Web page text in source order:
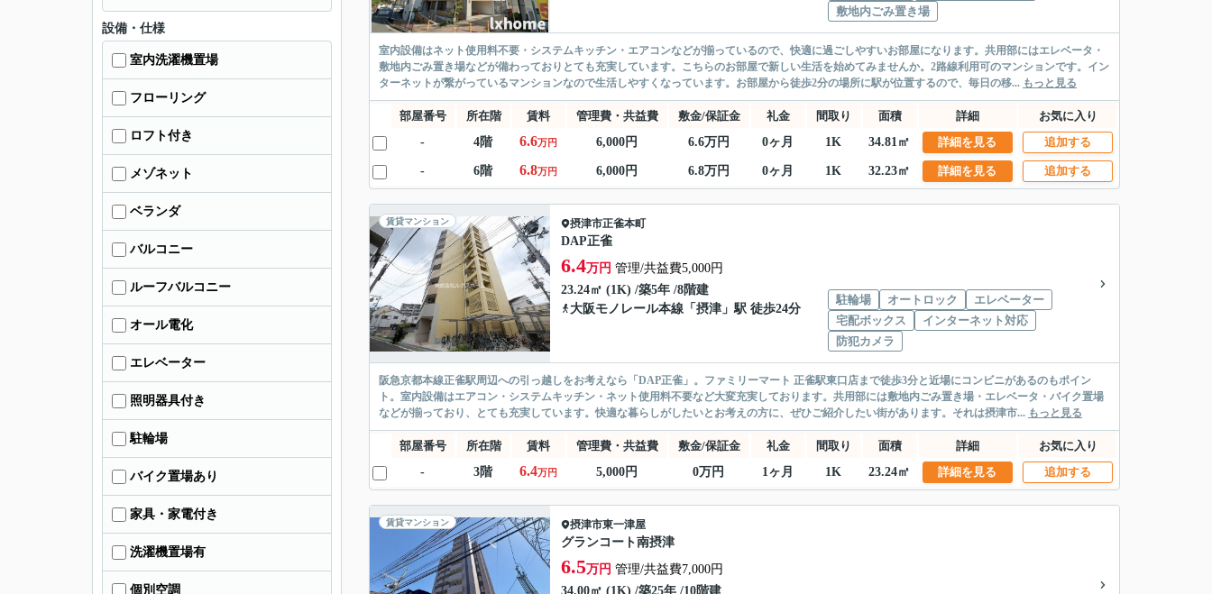
敷地内ごみ置き場
室内設備はネット使用料不要・システムキッチン・エアコンなどが揃っているので、快適に過ごしやすいお部屋になります。共用部にはエレベータ・
敷地内ごみ置き場などが備わっておりとても充実しています。こちらのお部屋で新しい生活を始めてみませんか。2路線利用可のマンションです。イン
ターネットが繋がっているマンションなので生活しやすくなっています。お部屋から徒歩2分の場所に駅が位置するので、毎日の移... もっと見る
部屋番号 所在階 賃料 管理費・共益費 敷金/保証金 礼金 間取り 面積 詳細
お気に入り
-
4階 6.6万円 6,000円 6.6万円 0ヶ月 1K 34.81㎡ 詳細を見る 追加する
- 6階 6.8万円 6,000円 6.8万円 0ヶ月 1K 32.23㎡ 詳細を見る 追加する
賃貸マンション 摂津市正雀本町
DAP正雀
6.4万円 管理/共益費5,000円
23.24㎡ (1K) /築5年 /8階建
大阪モノレール本線 「 摂津 」駅 徒歩24分
駐輪場 オートロック
エレベーター
宅配ボックス
インターネット対応
防犯カメラ
阪急京都本線正雀駅周辺への引っ越しをお考えなら「DAP正雀」。ファミリーマート 正雀駅東口店まで徒歩3分と近場にコンビニがあるのもポイン
ト。室内設備はエアコン・システムキッチン・ネット使用料不要など大変充実しております。共用部には敷地内ごみ置き場・エレベータ・バイク置場
などが揃っており、とても充実しています。快適な暮らしがしたいとお考えの方に、ぜひご紹介したい街があります。それは摂津市... もっと見る
部屋番号 所在階 賃料 管理費・共益費 敷金/保証金 礼金 間取り 面積 詳細
お気に入り
-
3階 6.4万円 5,000円 0万円 1ヶ月 1K 23.24㎡ 詳細を見る 追加する
賃貸マンション 摂津市東一津屋
グランコート南摂津
6.5万円 管理/共益費7,000円
34.00㎡ (1K) /築25年 /10階建
設備・仕様
室内洗濯機置場
フローリング
ロフト付き
メゾネット
ベランダ
バルコニー
ルーフバルコニー
オール電化
エレベーター
照明器具付き
駐輪場
バイク置場あり
家具・家電付き
洗濯機置場有
個別空調